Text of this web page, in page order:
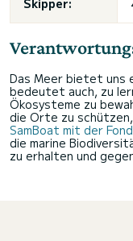
Skipper:
Das Meer bietet uns
bedeutet auch, zu
Ökosysteme zu
die Orte zu
SamBoat mit der
die marine
zu erhalten und